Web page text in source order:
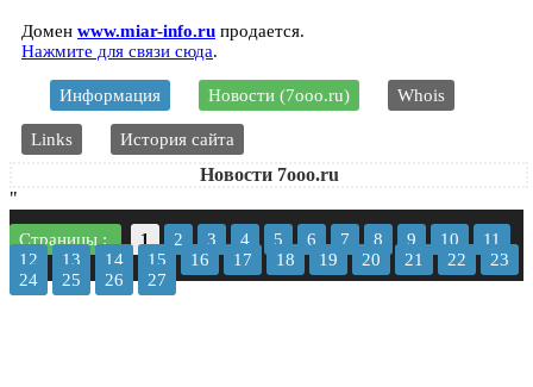
Домен www.miar-info.ru продается.
Нажмите для связи сюда.
Информация Новости (7ooo.ru) Whois
Links История сайта
Новости 7ooo.ru
"
Страницы : 1 2 3 4 5 6 7 8 9 10
11
12
13 14 15 16 17 18 19 20 21 22
23
24
25 26 27